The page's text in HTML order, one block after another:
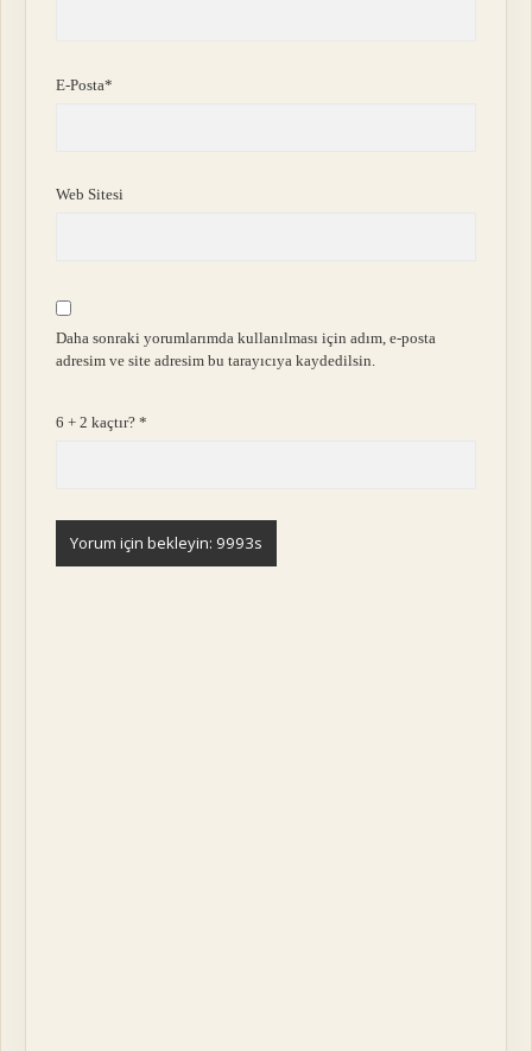
E-Posta*
Web Sitesi
Daha sonraki yorumlarımda kullanılması için adım, e-posta
adresim ve site adresim bu tarayıcıya kaydedilsin.
6 + 2 kaçtır?*